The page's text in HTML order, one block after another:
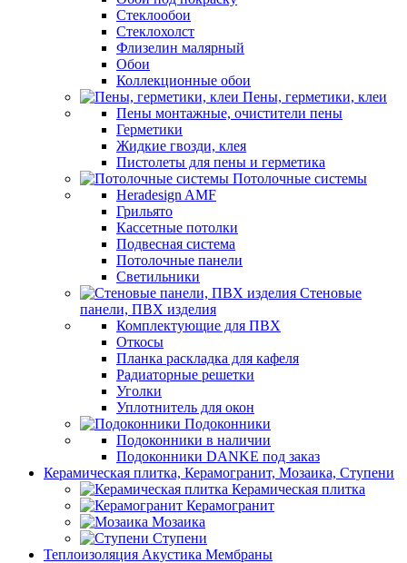
Стеклообои
Стеклохолст
Флизелин малярный
Обои
Коллекционные обои
Пены, герметики, клеи
Пены монтажные, очистители пены
Герметики
Жидкие гвозди, клея
Пистолеты для пены и герметика
Потолочные системы
Heradesign AMF
Грильято
Кассетные потолки
Подвесная система
Потолочные панели
Светильники
Стеновые
панели, ПВХ изделия
Комплектующие для ПВХ
Откосы
Планка раскладка для кафеля
Радиаторные решетки
Уголки
Уплотнитель для окон
Подоконники
Подоконники в наличии
Подоконники DANKE под заказ
Керамическая плитка, Керамогранит, Мозаика, Ступени
Керамическая плитка
Керамогранит
Мозаика
Ступени
Теплоизоляция Акустика Мембраны